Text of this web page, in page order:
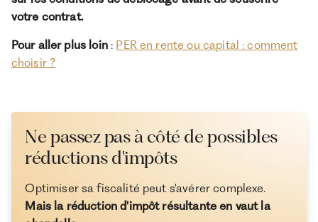
votre contrat.
Pour aller plus loin: PER en rente ou capital : comment
choisir ?
Ne passez pas à côté de possibles
réductions d'impôts
Optimiser sa fiscalité peut s'avérer complexe.
Mais la réduction d'impôt résultante en vaut la